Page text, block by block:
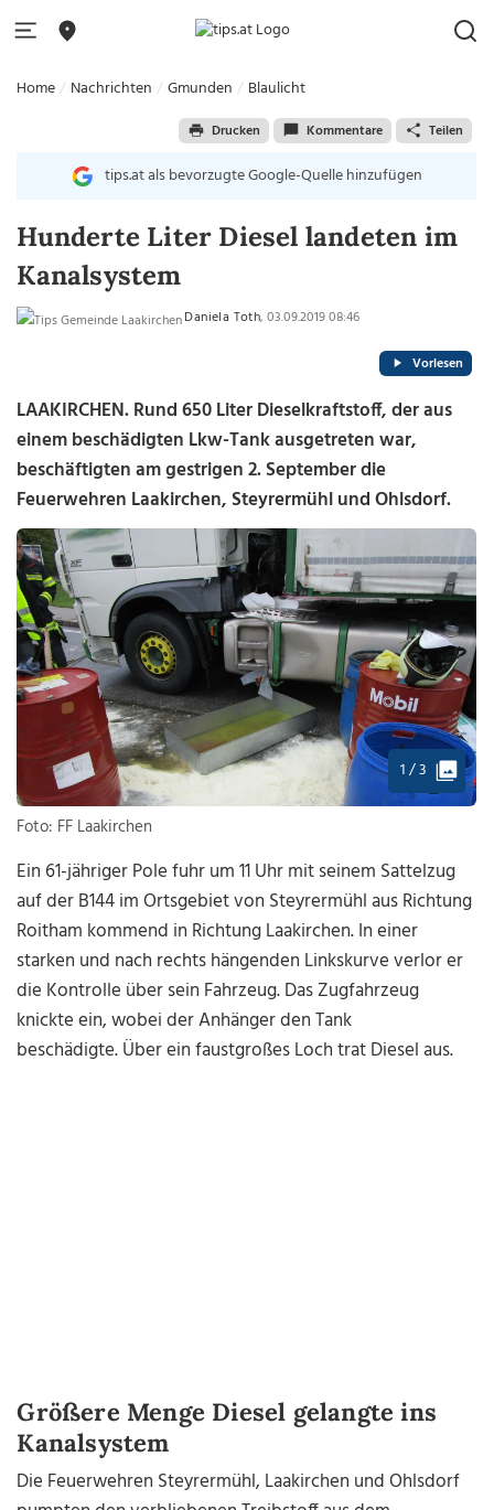
Home Nachrichten Gmunden Blaulicht
Drucken Kommentare Teilen
tips.at als bevorzugte Google-Quelle hinzufügen
Hunderte Liter Diesel landeten im
Kanalsystem
Daniela Toth, 03.09.2019 08:46
Vorlesen
LAAKIRCHEN. Rund 650 Liter Dieselkraftstoff, der aus
einem beschädigten Lkw-Tank ausgetreten war,
beschäftigten am gestrigen 2. September die
Feuerwehren Laakirchen, Steyrermühl und Ohlsdorf.
1 / 3
Foto: FF Laakirchen
Ein 61-jähriger Pole fuhr um 11 Uhr mit seinem Sattelzug
auf der B144 im Ortsgebiet von Steyrermühl aus Richtung
Roitham kommend in Richtung Laakirchen. In einer
starken und nach rechts hängenden Linkskurve verlor er
die Kontrolle über sein Fahrzeug. Das Zugfahrzeug
knickte ein, wobei der Anhänger den Tank
beschädigte. Über ein faustgroßes Loch trat Diesel aus.
Größere Menge Diesel gelangte ins
Kanalsystem
Die Feuerwehren Steyrermühl, Laakirchen und Ohlsdorf